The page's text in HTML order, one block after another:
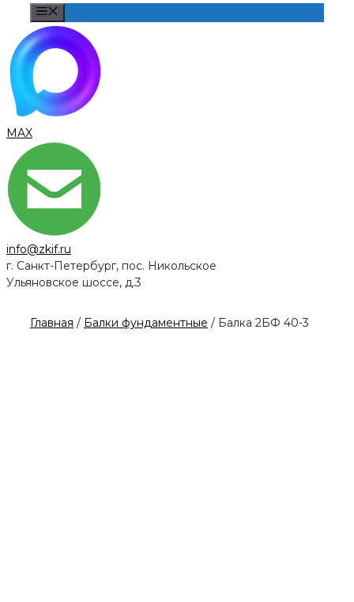
MAX
info@zkif.ru
г. Санкт-Петербург, пос. Никольское
Ульяновское шоссе, д.3
Главная / Балки фундаментные / Балка 2БФ 40-3